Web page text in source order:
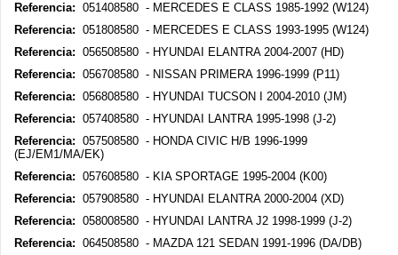
Referencia: 051408580 - MERCEDES E CLASS 1985-1992 (W124)
Referencia: 051808580 - MERCEDES E CLASS 1993-1995 (W124)
Referencia: 056508580 - HYUNDAI ELANTRA 2004-2007 (HD)
Referencia: 056708580 - NISSAN PRIMERA 1996-1999 (P11)
Referencia: 056808580 - HYUNDAI TUCSON I 2004-2010 (JM)
Referencia: 057408580 - HYUNDAI LANTRA 1995-1998 (J-2)
Referencia: 057508580 - HONDA CIVIC H/B 1996-1999
(EJ/EM1/MA/EK)
Referencia: 057608580 - KIA SPORTAGE 1995-2004 (K00)
Referencia: 057908580 - HYUNDAI ELANTRA 2000-2004 (XD)
Referencia: 058008580 - HYUNDAI LANTRA J2 1998-1999 (J-2)
Referencia: 064508580 - MAZDA 121 SEDAN 1991-1996 (DA/DB)